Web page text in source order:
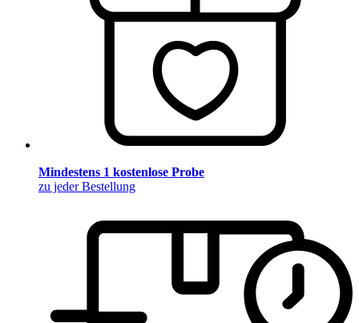
Mindestens 1 kostenlose Probe
zu jeder Bestellung